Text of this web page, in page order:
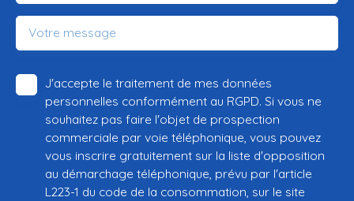
Votre message
J'accepte le traitement de mes données
personnelles conformément au RGPD. Si vous ne
souhaitez pas faire l'objet de prospection
commerciale par voie téléphonique, vous pouvez
vous inscrire gratuitement sur la liste d'opposition
au démarchage téléphonique, prévu par l'article
L223-1 du code de la consommation, sur le site